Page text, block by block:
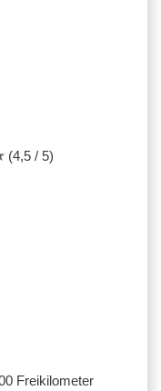
(4,5 / 5)
Freikilometer